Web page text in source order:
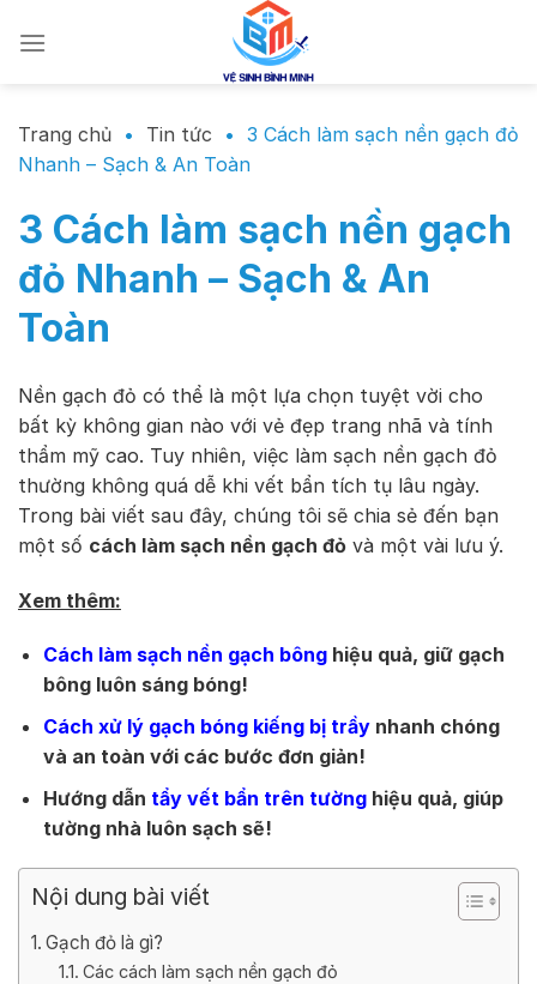
đến
Trang chủ • Tin tức • 3 Cách làm sạch nền gạch đỏ
Nhanh – Sạch & An Toàn
3 Cách làm sạch nền gạch
đỏ Nhanh – Sạch & An
Toàn
Nền gạch đỏ có thể là một lựa chọn tuyệt vời cho
bất kỳ không gian nào với vẻ đẹp trang nhã và tính
thẩm mỹ cao. Tuy nhiên, việc làm sạch nền gạch đỏ
thường không quá dễ khi vết bẩn tích tụ lâu ngày.
Trong bài viết sau đây, chúng tôi sẽ chia sẻ đến bạn
một số cách làm sạch nền gạch đỏ và một vài lưu ý.
Xem thêm:
Cách làm sạch nền gạch bônghiệu quả, giữ gạch
bông luôn sáng bóng!
Cách xử lý gạch bóng kiếng bị trầynhanh chóng
và an toàn với các bước đơn giản!
Hướng dẫn tẩy vết bẩn trên tườnghiệu quả, giúp
tường nhà luôn sạch sẽ!
Nội dung bài viết
Gạch đỏ là gì?
Các cách làm sạch nền gạch đỏ